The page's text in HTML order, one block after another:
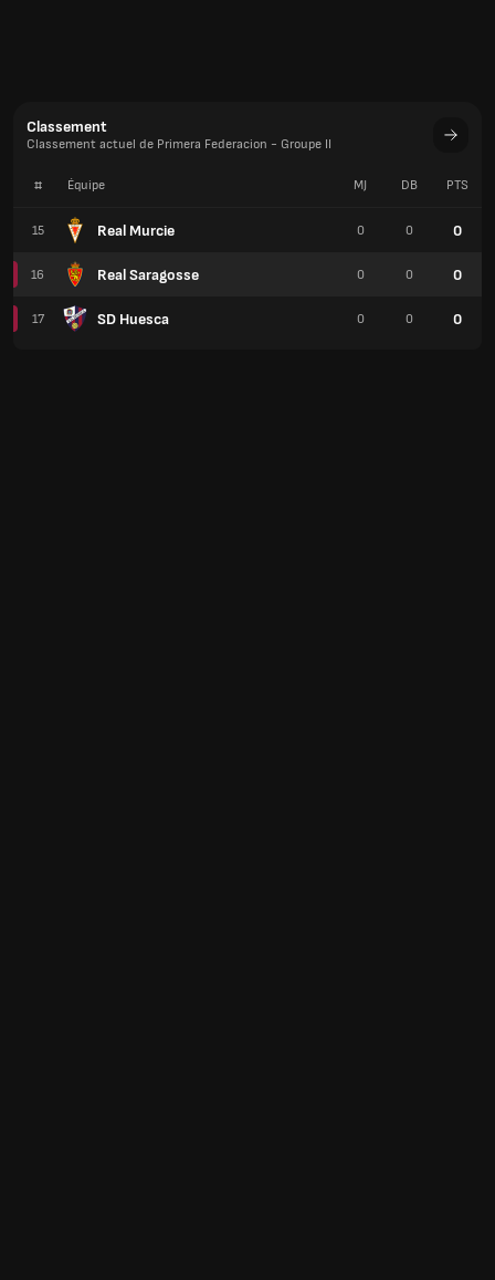
Classement
Classement actuel de Primera Federaciоn - Groupe II
# Équipe
15 Real Murcie
16 Real Saragosse
17 SD Huesca
MJ DB PTS
0 0 0
0 0 0
0 0 0